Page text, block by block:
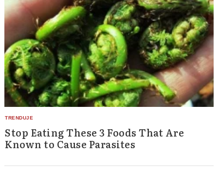
Stop Eating These 3 Foods That Are
Known to Cause Parasites